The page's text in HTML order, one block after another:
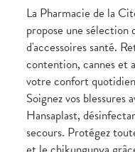
oculaires
Sécheresses
des yeux
GORGE
Maux
de gorge
Rhumes
- état
grippaux
Toux
grasses
Toux
sèches
SANTÉ-
NUTRITION
Etendre
Boissons et
Aliments
Compléments
alimentaires
SEVRAGE
TABAGIQUE
Etendre
Gommes
Pastilles
Patchs
SOINS
DENTAIRES
Etendre
Soins
dentaires
Bains de
TROUBLES DE
CIRCULATION
Etendre
La Pharmacie de la
propose une
d'accessoires santé.
contention, cannes et
votre confort
Soignez vos blessures
Hansaplast,
secours. Protégez